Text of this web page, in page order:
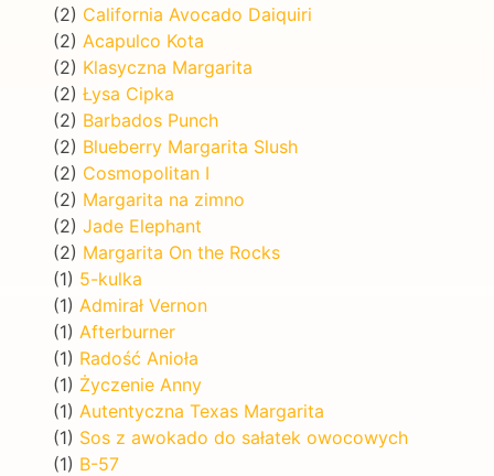
(2) California Avocado Daiquiri
(2) Acapulco Kota
(2) Klasyczna Margarita
(2) Łysa Cipka
(2) Barbados Punch
(2) Blueberry Margarita Slush
(2) Cosmopolitan I
(2) Margarita na zimno
(2) Jade Elephant
(2) Margarita On the Rocks
(1) 5-kulka
(1) Admirał Vernon
(1) Afterburner
(1) Radość Anioła
(1) Życzenie Anny
(1) Autentyczna Texas Margarita
(1) Sos z awokado do sałatek owocowych
(1) B-57